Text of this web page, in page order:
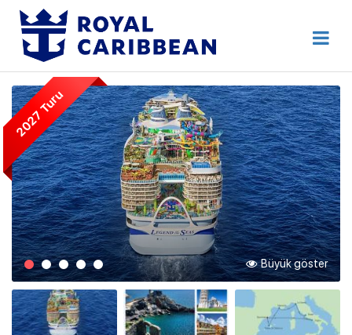
Anasayfa
Hakkımızda
İletişim
Kurumsal Geziler
Blog
Online Check In
Giriş Yap
Destek Hattı 444 80 92
Erken Rezervasyon
2027 Turu
Büyük göster